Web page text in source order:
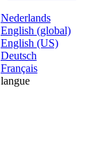
Nederlands
English (global)
English (US)
Deutsch
Français
langue